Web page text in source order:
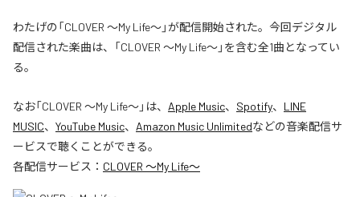
わたげの「CLOVER ～My Life～」が配信開始された。今回デジタル
配信された楽曲は、「CLOVER ～My Life～」を含む全1曲となってい
る。
なお「CLOVER ～My Life～」は、 Apple Music、 Spotify、 LINE
MUSIC、 YouTube Music、 Amazon Music Unlimitedなどの音楽配信サ
ービスで聴くことができる。
各配信サービス： CLOVER ～My Life～